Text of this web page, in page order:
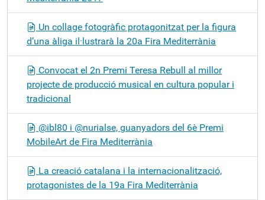
Un collage fotogràfic protagonitzat per la figura
d’una àliga il·lustrarà la 20a Fira Mediterrània
Convocat el 2n Premi Teresa Rebull al millor
projecte de producció musical en cultura popular i
tradicional
@ibl80 i @nurialse, guanyadors del 6è Premi
MobileArt de Fira Mediterrània
La creació catalana i la internacionalització,
protagonistes de la 19a Fira Mediterrània